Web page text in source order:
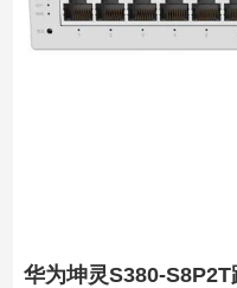
华为坤灵S380-